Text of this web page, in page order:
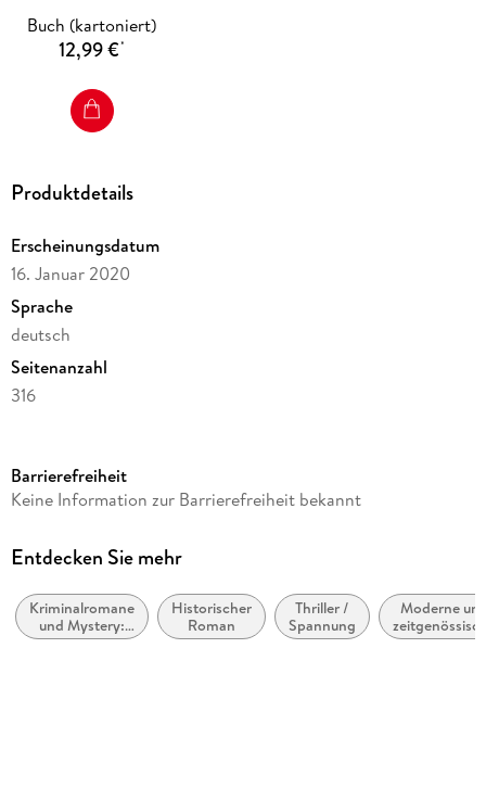
Buch (kartoniert)
12,99 €*
Produktdetails
Erscheinungsdatum
16. Januar 2020
Sprache
deutsch
Seitenanzahl
316
Autor/Autorin
Verlag/Hersteller
Produktart
kartoniert
Barrierefreiheit
Keine Information zur Barrierefreiheit bekannt
Entdecken Sie mehr
Kriminalromane
und Mystery:
Polizeiarbeit &
Historischer
Roman
Thriller /
Spannung
Moderne
Belletristik: